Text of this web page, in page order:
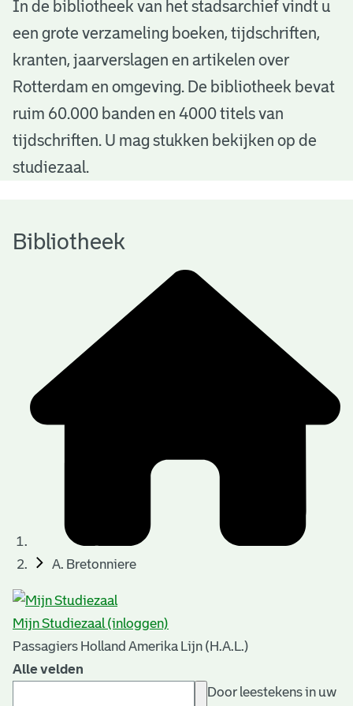
B
b
o
h
In de bibliotheek van het stadsarchief vindt u
een grote verzameling boeken, tijdschriften,
kranten, jaarverslagen en artikelen over
Rotterdam en omgeving. De bibliotheek bevat
ruim 60.000 banden en 4000 titels van
tijdschriften. U mag stukken bekijken op de
studiezaal.
Bibliotheek
A. Bretonniere
Mijn Studiezaal (inloggen)
Passagiers Holland Amerika Lijn (H.A.L.)
Alle velden
Door leestekens in uw